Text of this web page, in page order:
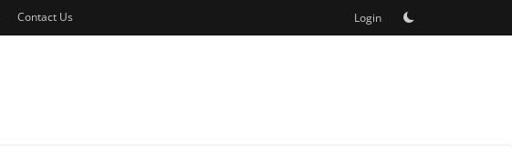
Contact Us Login